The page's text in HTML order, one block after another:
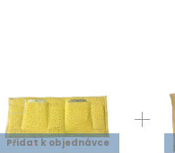
Přidat k objednávce